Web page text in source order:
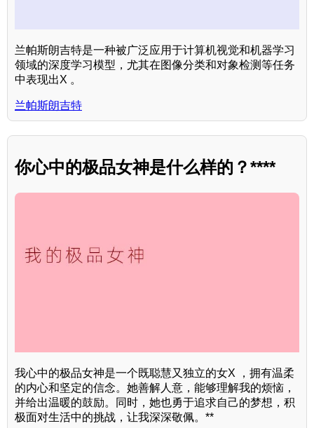
兰帕斯朗吉特是一种被广泛应用于计算机视觉和机器学习
领域的深度学习模型，尤其在图像分类和对象检测等任务
中表现出X 。
兰帕斯朗吉特
你心中的极品女神是什么样的？****
我心中的极品女神是一个既聪慧又独立的女X ，拥有温柔
的内心和坚定的信念。她善解人意，能够理解我的烦恼，
并给出温暖的鼓励。同时，她也勇于追求自己的梦想，积
极面对生活中的挑战，让我深深敬佩。**